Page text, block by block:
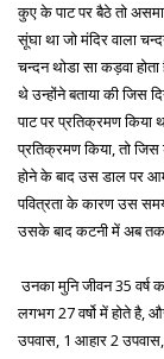
कुए के पाट पर बैठे तो
सूंघा था जो मंदिर वाला
चन्दन थोडा सा कड़वा
थे उन्होंने बताया की जिस
पाट पर प्रतिक्रमण किया
प्रतिक्रमण किया, तो
होने के बाद उस डाल पर
पवित्रता के कारण उस
उसके बाद कटनी में अब तक
उनका मुनि जीवन 35 वर्ष
लगभग 27 वर्षो में होते है,
उपवास, 1 आहार 2